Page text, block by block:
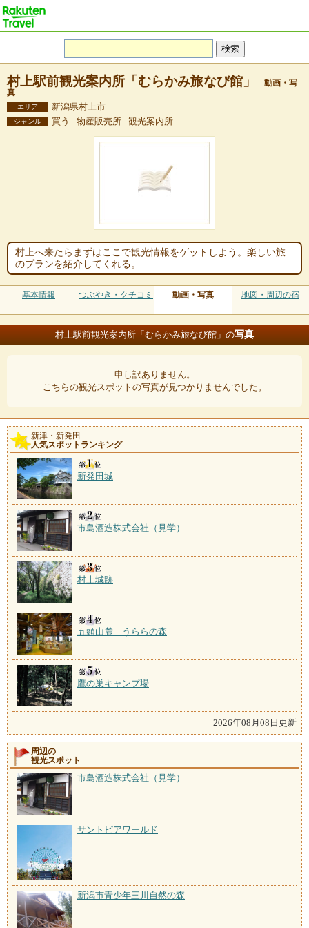
村上駅前観光案内所「むらかみ旅なび館」
動画・写
真
エリア 新潟県村上市
ジャンル 買う - 物産販売所 - 観光案内所
村上へ来たらまずはここで観光情報をゲットしよう。楽しい旅
のプランを紹介してくれる。
基本情報 つぶやき・クチコミ 動画・写真 地図・周辺の宿
村上駅前観光案内所「むらかみ旅なび館」の写真
申し訳ありません。
こちらの観光スポットの写真が見つかりませんでした。
新津・新発田
人気スポットランキング
新発田城
市島酒造株式会社（見学）
村上城跡
五頭山麓 うららの森
鷹の巣キャンプ場
2026年08月08日更新
周辺の
観光スポット
市島酒造株式会社（見学）
サントピアワールド
新潟市青少年三川自然の森